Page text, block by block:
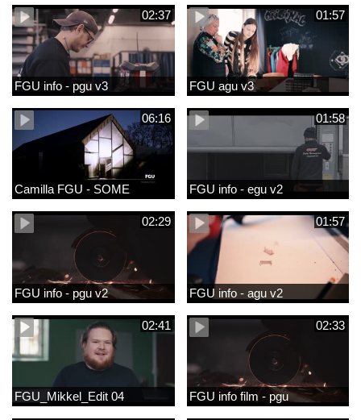
02:37
FGU info - pgu v3
01:57
FGU agu v3
06:16
Camilla FGU - SOME
01:58
FGU info - egu v2
02:29
FGU info - pgu v2
01:57
FGU info - agu v2
02:41
FGU_Mikkel_Edit 04
02:33
FGU info film - pgu